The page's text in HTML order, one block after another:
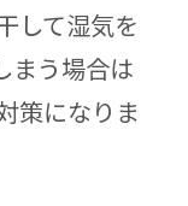
して湿気を
まう場合は
策になりま